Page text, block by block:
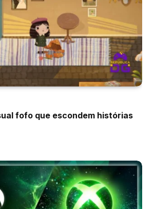
fofo que escondem histórias